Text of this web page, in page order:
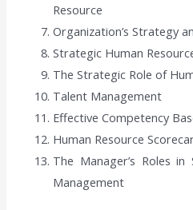
Resource
Organization’s Strategy
Strategic Human
The Strategic Role of
Talent Management
Effective Competency
Human Resource
The Manager’s Roles
Management